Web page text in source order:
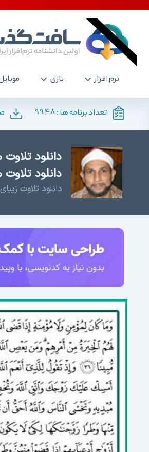
نرم افزار بازی
تعداد برنامه ها :9948
دانلود
دانلود
دانلود تلاوت زیبای سوره مبارکه